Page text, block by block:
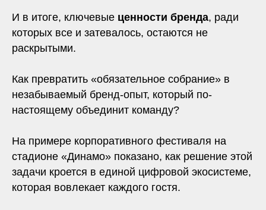
И в итоге, ключевые ценности бренда, ради
которых все и затевалось, остаются не
раскрытыми.
Как превратить «обязательное собрание» в
незабываемый бренд-опыт, который по-
настоящему объединит команду?
На примере корпоративного фестиваля на
стадионе «Динамо» показано, как решение этой
задачи кроется в единой цифровой экосистеме,
которая вовлекает каждого гостя.